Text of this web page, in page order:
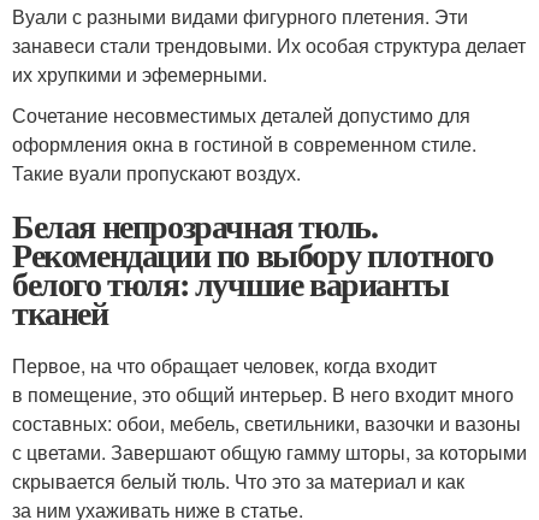
Вуали с разными видами фигурного плетения. Эти
занавеси стали трендовыми. Их особая структура делает
их хрупкими и эфемерными.
Сочетание несовместимых деталей допустимо для
оформления окна в гостиной в современном стиле.
Такие вуали пропускают воздух.
Белая непрозрачная тюль.
Рекомендации по выбору плотного
белого тюля: лучшие варианты
тканей
Первое, на что обращает человек, когда входит
в помещение, это общий интерьер. В него входит много
составных: обои, мебель, светильники, вазочки и вазоны
с цветами. Завершают общую гамму шторы, за которыми
скрывается белый тюль. Что это за материал и как
за ним ухаживать ниже в статье.